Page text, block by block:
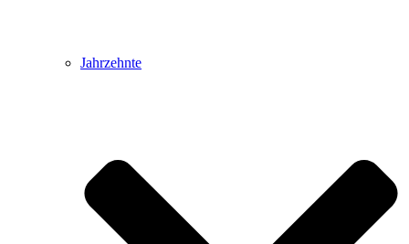
Jahrzehnte